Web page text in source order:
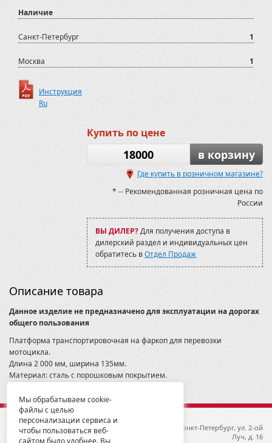
Spyder
Полезные аксессуары для джиперов и
пикапов
Прицепы ATV
Наличие
Санкт-Петербург 1
Москва 1
Инструкция
Ru
Купить по цене
18000 в корзину
Где купить в розничном магазине?
* -- Рекомендованная розничная цена по
России
ВЫ ДИЛЕР?Для получения доступа в
дилерский раздел и индивидуальных цен
обратитесь вОтдел Продаж
Описание товара
Данное изделие не предназначено для эксплуатации на дорогах
общего пользования
Платформа транспортировочная на фаркоп для перевозки
мотоцикла.
Длина 2 000 мм, ширина 135мм.
Материал: сталь с порошковым покрытием.
Вес: 19,5 кг.
© 2012-2026 ГК Металлопродукция
192019, Санкт-Петербург, ул. 2-ой
Луч, д. 16
Мы обрабатываем cookie-
файлы с целью
персонализации сервиса и
чтобы пользоваться веб-
сайтом было удобнее. Вы